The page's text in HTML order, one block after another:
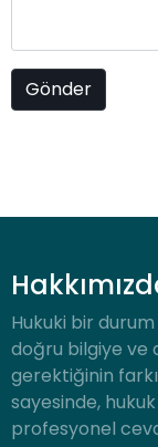
Hukuki bir durum
doğru bilgiye ve
gerektiğinin
sayesinde,
profesyonel